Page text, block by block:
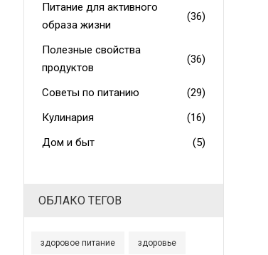
Питание для активного
образа жизни
(36)
Полезные свойства
продуктов
(36)
Советы по питанию
(29)
Кулинария
(16)
Дом и быт
(5)
ОБЛАКО ТЕГОВ
здоровое питание здоровье